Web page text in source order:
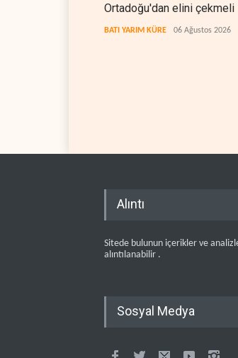
Ortadoğu'dan elini çekmeli
BATI YARIM KÜRE 06 Ağustos 2026
Alıntı
Sitede bulunun içerikler ve
alıntılanabilir .
Sosyal Medya